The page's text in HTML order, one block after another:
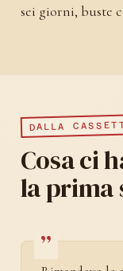
sei giorni, buste
DALLA
Cosa ci
la prima